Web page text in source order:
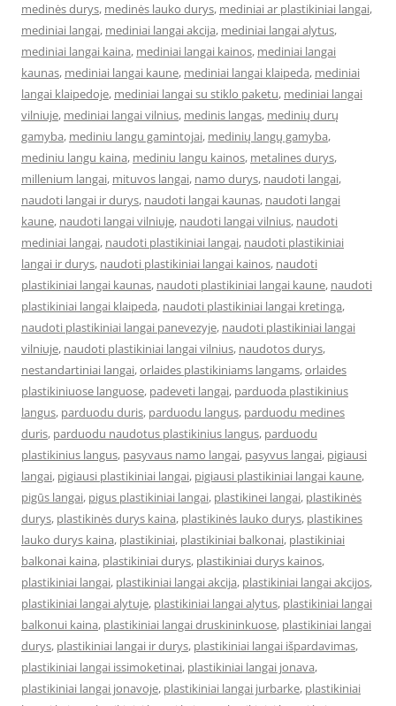
medinės durys, medinės lauko durys, mediniai ar plastikiniai langai,
mediniai langai, mediniai langai akcija, mediniai langai alytus,
mediniai langai kaina, mediniai langai kainos, mediniai langai
kaunas, mediniai langai kaune, mediniai langai klaipeda, mediniai
langai klaipedoje, mediniai langai su stiklo paketu, mediniai langai
vilniuje, mediniai langai vilnius, medinis langas, medinių durų
gamyba, mediniu langu gamintojai, medinių langų gamyba,
mediniu langu kaina, mediniu langu kainos, metalines durys,
millenium langai, mituvos langai, namo durys, naudoti langai,
naudoti langai ir durys, naudoti langai kaunas, naudoti langai
kaune, naudoti langai vilniuje, naudoti langai vilnius, naudoti
mediniai langai, naudoti plastikiniai langai, naudoti plastikiniai
langai ir durys, naudoti plastikiniai langai kainos, naudoti
plastikiniai langai kaunas, naudoti plastikiniai langai kaune, naudoti
plastikiniai langai klaipeda, naudoti plastikiniai langai kretinga,
naudoti plastikiniai langai panevezyje, naudoti plastikiniai langai
vilniuje, naudoti plastikiniai langai vilnius, naudotos durys,
nestandartiniai langai,orlaides plastikiniams langams,orlaides
plastikiniuose languose, padeveti langai, parduoda plastikinius
langus, parduodu duris, parduodu langus, parduodu medines
duris, parduodu naudotus plastikinius langus, parduodu
plastikinius langus, pasyvaus namo langai, pasyvus langai, pigiausi
langai, pigiausi plastikiniai langai, pigiausi plastikiniai langai kaune,
pigūs langai, pigus plastikiniai langai, plastikinei langai, plastikinės
durys, plastikinės durys kaina, plastikinės lauko durys, plastikines
lauko durys kaina, plastikiniai, plastikiniai balkonai, plastikiniai
balkonai kaina, plastikiniai durys, plastikiniai durys kainos,
plastikiniai langai, plastikiniai langai akcija, plastikiniai langai akcijos,
plastikiniai langai alytuje, plastikiniai langai alytus, plastikiniai langai
balkonui kaina, plastikiniai langai druskininkuose, plastikiniai langai
durys, plastikiniai langai ir durys, plastikiniai langai išpardavimas,
plastikiniai langai issimoketinai, plastikiniai langai jonava,
plastikiniai langai jonavoje, plastikiniai langai jurbarke, plastikiniai